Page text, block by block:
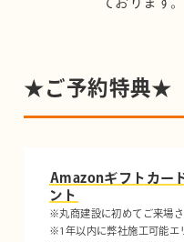
★ご予約特典★
Amazonギフトカー
ント
※丸商建設に初めてご来場さ
※1年以内に弊社施工可能エ